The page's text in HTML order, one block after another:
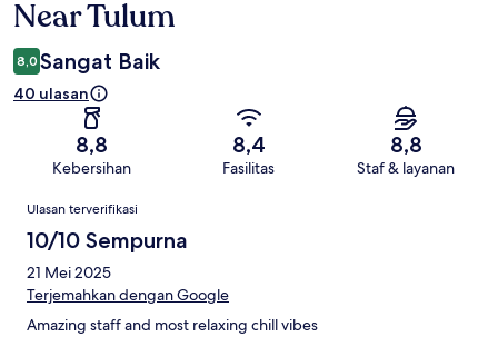
Near Tulum
8,0 Sangat Baik
40 ulasan
8,8
Kebersihan
8,4
Fasilitas
8,8
Staf & layanan
Ulasan
Ulasan terverifikasi
10/10 Sempurna
21 Mei 2025
Terjemahkan dengan Google
Amazing staff and most relaxing chill vibes